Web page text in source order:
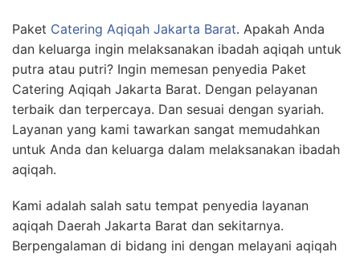
Paket Catering Aqiqah Jakarta Barat. Apakah Anda
dan keluarga ingin melaksanakan ibadah aqiqah untuk
putra atau putri? Ingin memesan penyedia Paket
Catering Aqiqah Jakarta Barat. Dengan pelayanan
terbaik dan terpercaya. Dan sesuai dengan syariah.
Layanan yang kami tawarkan sangat memudahkan
untuk Anda dan keluarga dalam melaksanakan ibadah
aqiqah.
Kami adalah salah satu tempat penyedia layanan
aqiqah Daerah Jakarta Barat dan sekitarnya.
Berpengalaman di bidang ini dengan melayani aqiqah